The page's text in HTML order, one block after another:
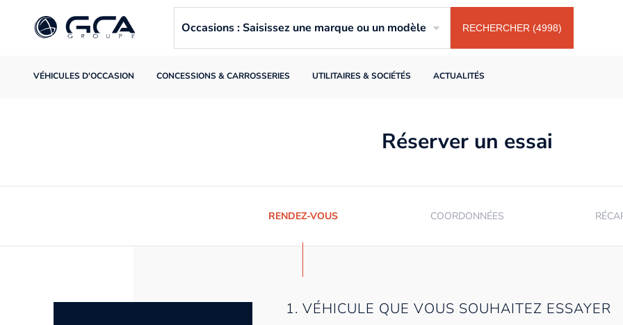
VÉHICULES D'OCCASION CONCESSIONS & CARROSSERIES UTILITAIRES & SOCIÉTÉS ACTUALITÉS
Occasions : Saisissez une marque ou un modèle RECHERCHER (4998)
Réserver un essai
RENDEZ-VOUS COORDONNÉES
1. VÉHICULE QUE VOUS SOUHAITEZ ESSAYER